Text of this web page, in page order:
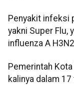
Penyakit infeksi
yakni Super Flu,
influenza A H3N2
Pemerintah
kalinya dalam